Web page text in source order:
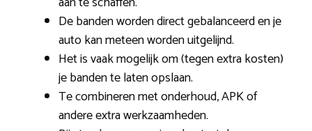
De banden worden direct gebalanceerd en je
auto kan meteen worden uitgelijnd.
Het is vaak mogelijk om (tegen extra kosten)
je banden te laten opslaan.
Te combineren met onderhoud, APK of
andere extra werkzaamheden.